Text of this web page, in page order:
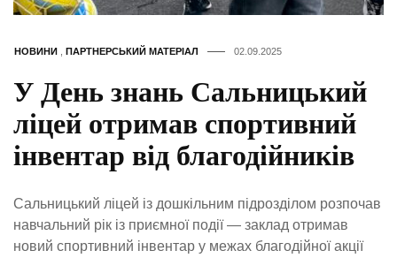
НОВИНИ ПАРТНЕРСЬКИЙ МАТЕРІАЛ 02.09.2025
У День знань Сальницький
ліцей отримав спортивний
інвентар від благодійників
Сальницький ліцей із дошкільним підрозділом розпочав
навчальний рік із приємної події — заклад отримав
новий спортивний інвентар у межах благодійної акції